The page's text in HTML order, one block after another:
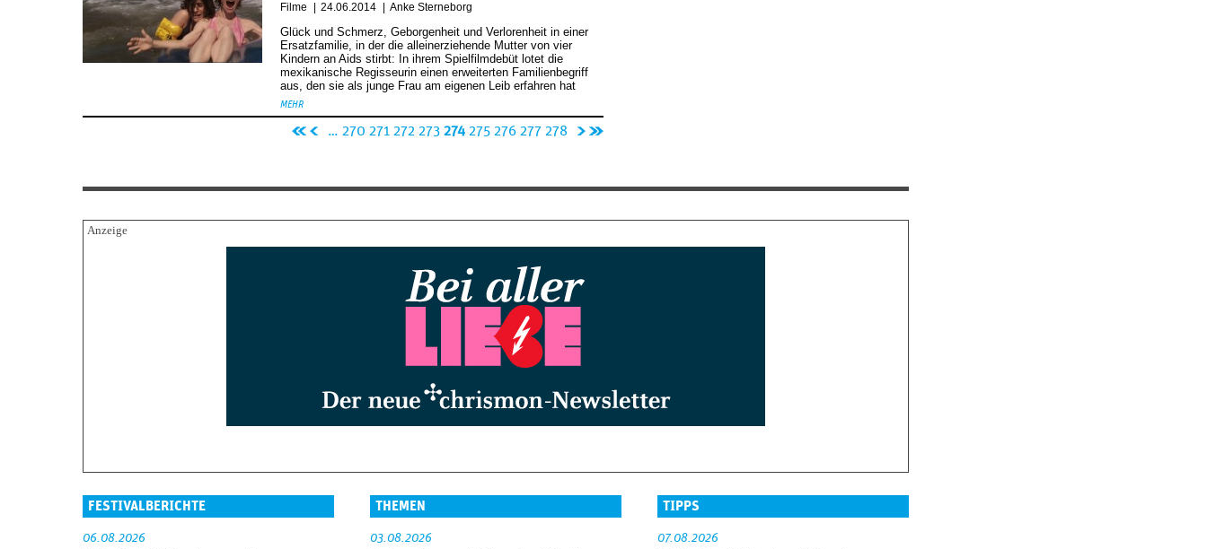
Filme 24.06.2014 Anke Sterneborg
Glück und Schmerz, Geborgenheit und Verlorenheit in einer
Ersatzfamilie, in der die alleinerziehende Mutter von vier
Kindern an Aids stirbt: In ihrem Spielfilmdebüt lotet die
mexikanische Regisseurin einen erweiterten Familienbegriff
aus, den sie als junge Frau am eigenen Leib erfahren hat
MEHR
e er
… 270 271 272 273 274 275 276 277 278
n
te
›
e
FESTIVALBERICHTE
06.08.2026
THEMEN
03.08.2026
TIPPS
07.08.2026